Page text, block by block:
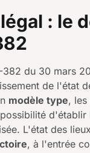
: le
382 du 30 mars
de l'état
modèle type, les
d'établir
L'état des
, à l'entrée